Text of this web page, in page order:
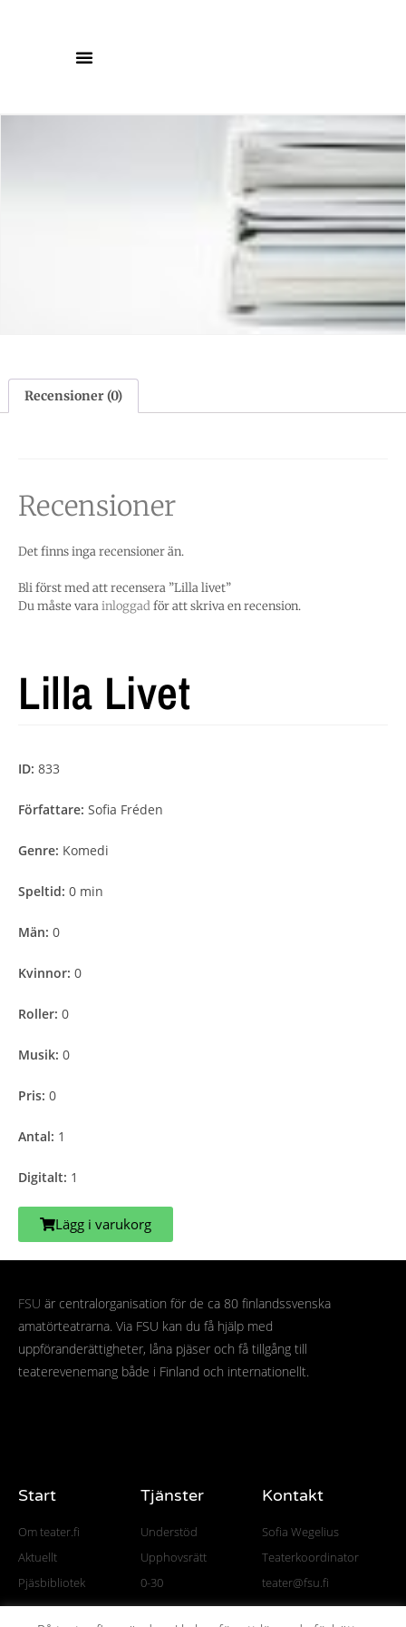
Recensioner (0)
Recensioner
Det finns inga recensioner än.
Bli först med att recensera ”Lilla livet”
Du måste varainloggadför att skriva en recension.
Lilla Livet
ID: 833
Författare: Sofia Fréden
Genre: Komedi
Speltid: 0 min
Män: 0
Kvinnor: 0
Roller: 0
Musik: 0
Pris: 0
Antal: 1
Digitalt: 1
Lägg i varukorg
FSU är centralorganisation för de ca 80 finlandssvenska
amatörteatrarna. Via FSU kan du få hjälp med
uppföranderättigheter, låna pjäser och få tillgång till
teaterevenemang både i Finland och internationellt.
Start
Om teater.fi
Aktuellt
Pjäsbibliotek
Tjänster
Understöd
Upphovsrätt
0-30
Kontakt
Sofia Wegelius
Teaterkoordinator
teater@fsu.fi